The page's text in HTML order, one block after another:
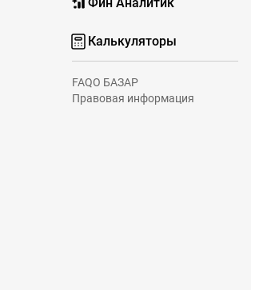
Калькуляторы
FAQО БАЗАР
Правовая информация